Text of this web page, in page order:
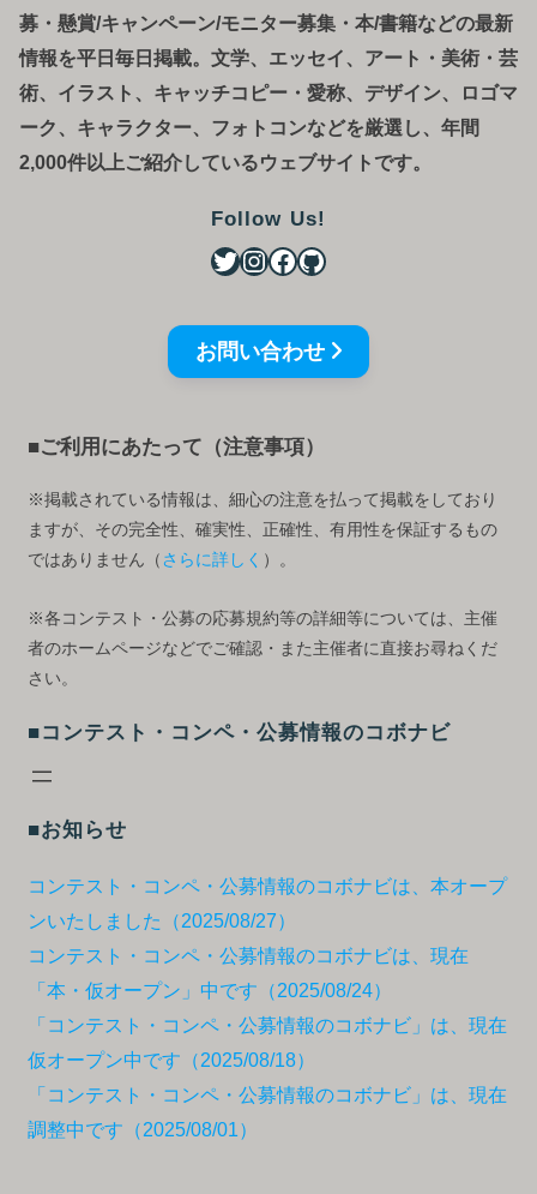
募 ・ 懸賞/キャンペーン/モニター募集・本/書籍などの最新
情報を平日毎日掲載。文学、エッセイ、アート・美術・芸
術、イラスト、キャッチコピー・愛称、デザイン、ロゴマ
ーク、キャラクター、フォトコンなどを厳選し、年間
2,000件以上ご紹介しているウェブサイトです。
Follow Us!
お問い合わせ
■ご利用にあたって（注意事項）
※掲載されている情報は、細心の注意を払って掲載をしており
ますが、その完全性、確実性、正確性、有用性を保証するもの
ではありません（ さらに詳しく ）。
※各コンテスト・公募の応募規約等の詳細等については、主催
者のホームページなどでご確認・また主催者に直接お尋ねくだ
さい。
■コンテスト・コンペ・公募情報のコボナビ
■お知らせ
コンテスト・コンペ・公募情報のコボナビは、本オープ
ンいたしました（2025/08/27）
コンテスト・コンペ・公募情報のコボナビは、現在
「本・仮オープン」中です（2025/08/24）
「コンテスト・コンペ・公募情報のコボナビ」は、現在
仮オープン中です（2025/08/18）
「コンテスト・コンペ・公募情報のコボナビ」は、現在
調整中です（2025/08/01）